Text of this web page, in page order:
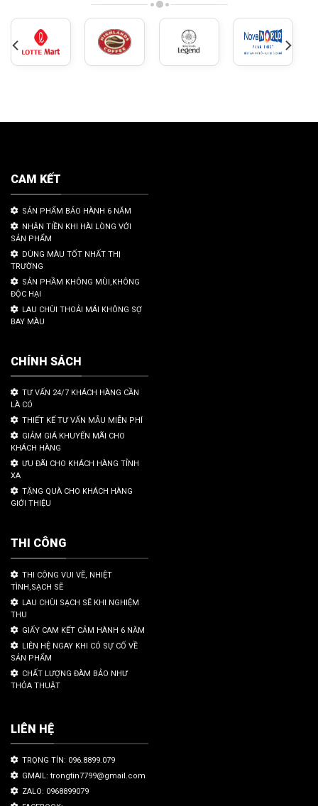
CAM KẾT
SẢN PHẨM BẢO HÀNH 6 NĂM
NHẬN TIỀN KHI HÀI LÒNG VỚI
SẢN PHẨM
DÙNG MÀU TỐT NHẤT THỊ
TRƯỜNG
SẢN PHẦM KHÔNG MÙI,KHÔNG
ĐỘC HẠI
LAU CHÙI THOẢI MÁI KHÔNG SỢ
BAY MÀU
CHÍNH SÁCH
TƯ VẤN 24/7 KHÁCH HÀNG CẦN
LÀ CÓ
THIẾT KẾ TƯ VẤN MẪU MIỄN PHÍ
GIẢM GIÁ KHUYẾN MÃI CHO
KHÁCH HÀNG
ƯU ĐÃI CHO KHÁCH HÀNG TỈNH
XA
TẶNG QUÀ CHO KHÁCH HÀNG
GIỚI THIỆU
THI CÔNG
THI CÔNG VUI VẼ, NHIỆT
TÌNH,SẠCH SẼ
LAU CHÙI SẠCH SẼ KHI NGHIỆM
THU
GIẤY CAM KẾT CẢM HÀNH 6 NĂM
LIÊN HỆ NGAY KHI CÓ SỰ CỐ VỀ
SẢN PHẨM
CHẤT LƯỢNG ĐÀM BẢO NHƯ
THỎA THUẬT
LIÊN HỆ
TRỌNG TÍN: 096.8899.079
GMAIL: trongtin7799@gmail.com
ZALO: 0968899079